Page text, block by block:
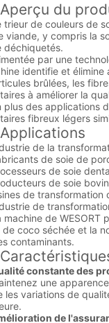
du
de couleurs de
viande, y compris la
déchiquetés.
par une
identifie et
brûlées, les
à améliorer la
des applications
fibreux légers
de la
de soie de
de soie
de soie
de transformation
de
de WESORT
de coco séchée et la
contaminants.
constante des
une apparence
les variations de
de